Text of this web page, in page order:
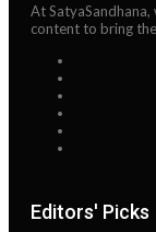
At
content to bring
Editors' Picks